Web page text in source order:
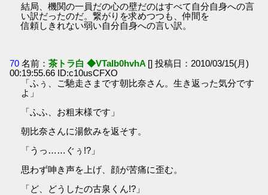
結局、機関の一員だの心の壁だのはすべて自分自身への言
い訳だったのだ。繋がりを求めつつも、仲間を
信頼しきれない弱い自分自身への言い訳。
70 名前：茶トラ白 ◆VTaIb0hvhA [] 投稿日：2010/03/15(月)
00:19:55.66 ID:c10usCFXO
「ふぅ、ご馳走さまです朝比奈さん。生き返った気分です
よ」
「ふふ、お粗末様です」
朝比奈さんに湯飲みを返そす。
「うっ……ぐぅ!?」
思わず呻き声を上げ、顔が苦痛に歪む。
「ど、どうしたの古泉くん!?」